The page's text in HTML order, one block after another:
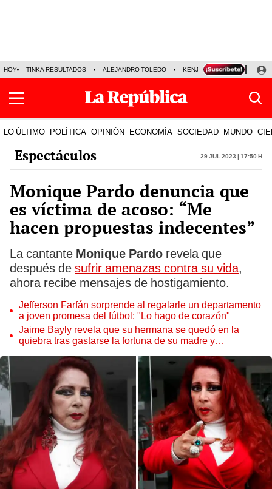
HOY TINKA RESULTADOS ALEJANDRO TOLEDO KENJI FUJIMORI
LO ÚLTIMO POLÍTICA OPINIÓN ECONOMÍA SOCIEDAD MUNDO
Espectáculos 29 Jul 2023 | 17:50 h
Monique Pardo denuncia que
es víctima de acoso: “Me
hacen propuestas indecentes”
La cantante Monique Pardo revela que
después de sufrir amenazas contra su vida,
ahora recibe mensajes de hostigamiento.
Jefferson Farfán sorprende al regalarle un departamento
a joven promesa del fútbol: "Lo hago de corazón"
Jaime Bayly revela que su hermana se quedó en la
quiebra tras gastarse la fortuna de su madre y